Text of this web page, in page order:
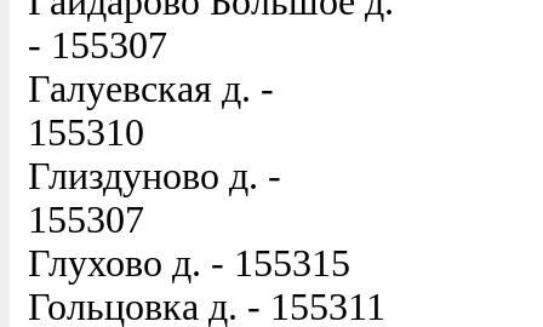
- 155307
Галуевская д. -
155310
Глиздуново д. -
155307
Глухово д. - 155315
Гольцовка д. - 155311